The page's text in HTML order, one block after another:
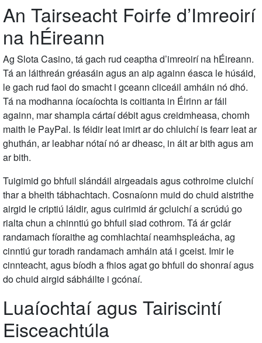
An Tairseacht Foirfe d’Imreoirí
na hÉireann
Ag Slota Casino, tá gach rud ceaptha d’imreoirí na hÉireann.
Tá an láithreán gréasáin agus an aip againn éasca le húsáid,
le gach rud faoi do smacht i gceann cliceáil amháin nó dhó.
Tá na modhanna íocaíochta is coitianta in Éirinn ar fáil
againn, mar shampla cártaí débit agus creidmheasa, chomh
maith le PayPal. Is féidir leat imirt ar do chluichí is fearr leat ar
ghuthán, ar leabhar nótaí nó ar dheasc, in áit ar bith agus am
ar bith.
Tuigimid go bhfuil slándáil airgeadais agus cothroime cluichí
thar a bheith tábhachtach. Cosnaíonn muid do chuid aistrithe
airgid le criptiú láidir, agus cuirimid ár gcluichí a scrúdú go
rialta chun a chinntiú go bhfuil siad cothrom. Tá ár gclár
randamach fíoraithe ag comhlachtaí neamhspleácha, ag
cinntiú gur toradh randamach amháin atá i gceist. Imir le
cinnteacht, agus bíodh a fhios agat go bhfuil do shonraí agus
do chuid airgid sábháilte i gcónaí.
Luaíochtaí agus Tairiscintí
Eisceachtúla